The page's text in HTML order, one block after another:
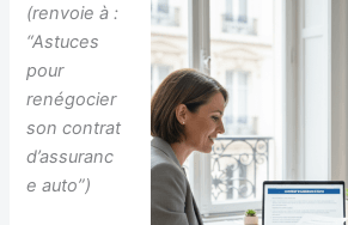
(renvoie à :
“Astuces
pour
renégocier
son contrat
d’assuranc
e auto”)